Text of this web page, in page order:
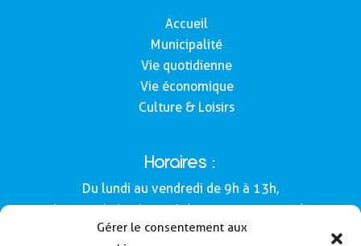
Gérer le consentement aux
Accueil
Municipalité
Vie quotidienne
Vie économique
Culture & Loisirs
Horaires :
Du lundi au vendredi de 9h à 13h,
le samedi de 9h à 12h (Semaines impaires).